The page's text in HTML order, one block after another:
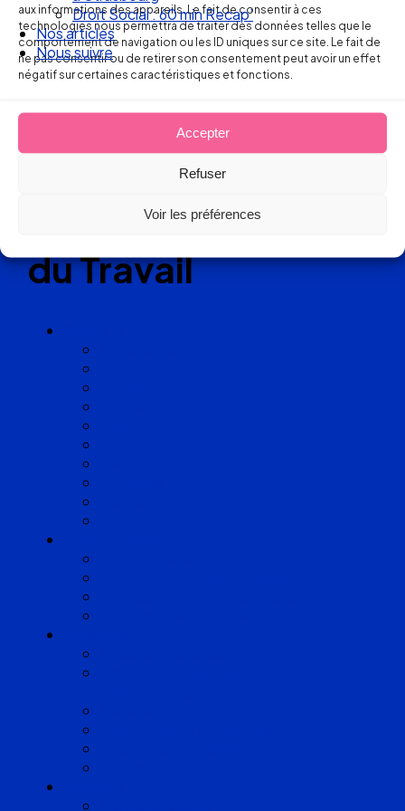
aux informations des appareils. Le fait de consentir à ces
technologies nous permettra de traiter des données telles que le
comportement de navigation ou les ID uniques sur ce site. Le fait de
ne pas consentir ou de retirer son consentement peut avoir un effet
négatif sur certaines caractéristiques et fonctions.
Accepter
Refuser
Voir les préférences
Droit Social : 60 min Recap’
Nos articles
Nous suivre
Réseau
de cabinets
d’avocats
en Droit
du Travail